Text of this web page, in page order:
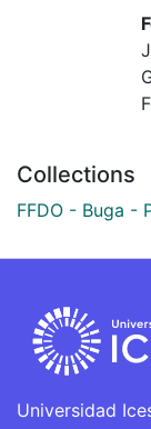
Collections
FFDO - Buga -
Universidad